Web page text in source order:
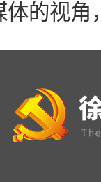
体的视角